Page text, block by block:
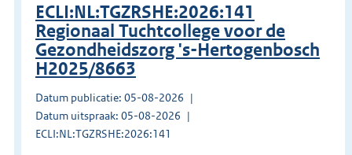
ECLI:NL:TGZRSHE:2026:141
Regionaal Tuchtcollege voor de
Gezondheidszorg 's-Hertogenbosch
H2025/8663
Datum publicatie: 05-08-2026
Datum uitspraak: 05-08-2026
ECLI:NL:TGZRSHE:2026:141